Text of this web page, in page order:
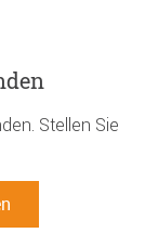
Stellen Sie